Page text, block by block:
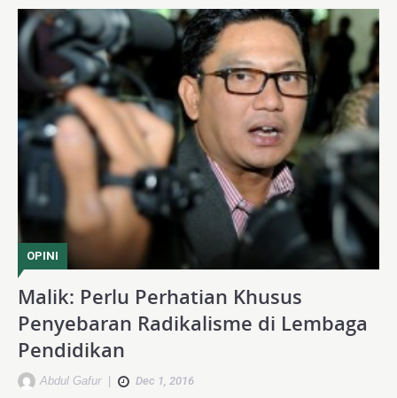
OPINI
Malik: Perlu Perhatian Khusus
Penyebaran Radikalisme di Lembaga
Pendidikan
Abdul Gafur| Dec 1, 2016